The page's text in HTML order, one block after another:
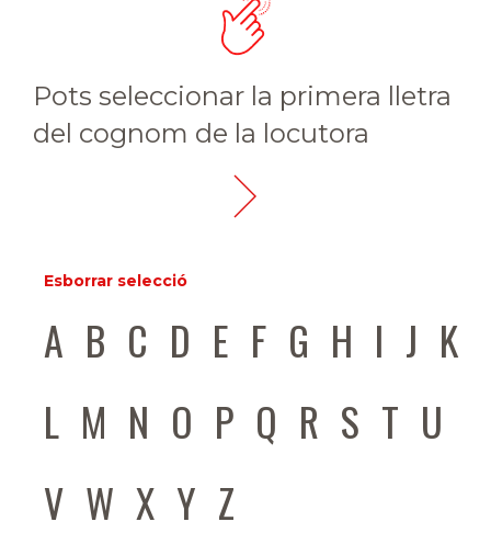
Pots seleccionar la primera lletra
del cognom de la locutora
Esborrar selecció
A B C D E F G H I J K
L M N O P Q R S T U
V W X Y Z